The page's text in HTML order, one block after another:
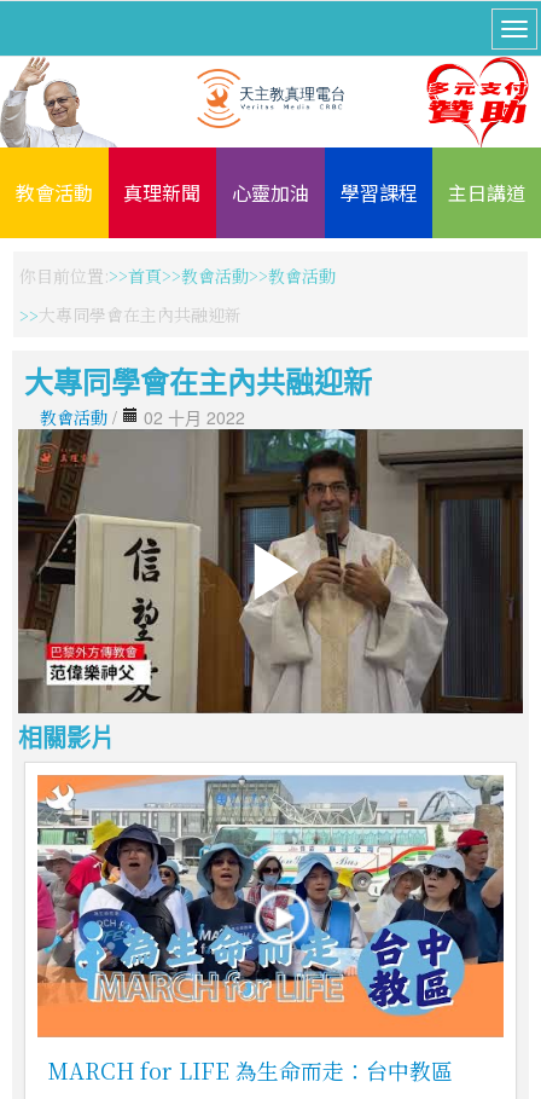
教會活動 真理新聞 心靈加油 學習課程 主日講道
你目前位置: 首頁 教會活動
教會活動
大專同學會在主內共融迎新
大專同學會在主內共融迎新
教會活動 / 02 十月 2022
相關影片
MARCH for LIFE 為生命而走：台中教區